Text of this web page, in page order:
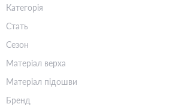
Категорія
Стать
Сезон
Матеріал верха
Матеріал підошви
Бренд